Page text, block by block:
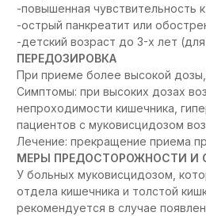
-повышенная чувствительность
-острый панкреатит или
-детский возраст до 3-х лет
ПЕРЕДОЗИРОВКА
При приеме более высокой
Симптомы: при высоких дозах
непроходимости кишечника,
пациентов с муковисцидозом
Лечение: прекращение приема
МЕРЫ ПРЕДОСТОРОЖНОСТИ И
У больных муковисцидозом,
отдела кишечника и толстой
рекомендуется в случае